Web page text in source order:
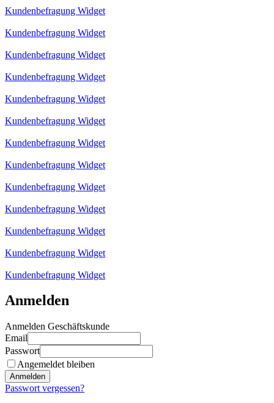
Kundenbefragung Widget
Kundenbefragung Widget
Kundenbefragung Widget
Kundenbefragung Widget
Kundenbefragung Widget
Kundenbefragung Widget
Kundenbefragung Widget
Kundenbefragung Widget
Kundenbefragung Widget
Kundenbefragung Widget
Kundenbefragung Widget
Kundenbefragung Widget
Kundenbefragung Widget
Anmelden
Anmelden Geschäftskunde
Email
Passwort
Angemeldet bleiben
Anmelden
Passwort vergessen?